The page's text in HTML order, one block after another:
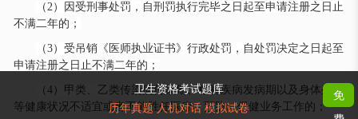
卫生资格考试题库
历年真题 人机对话 模拟试卷
免
（2）因受刑事处罚，自刑罚执行完毕之日起至申请注册之日止
不满二年的；
（3）受吊销《医师执业证书》行政处罚，自处罚决定之日起至
申请注册之日止不满二年的；
（ 4）甲类、乙类传染病传染期、精神疾病发病期以及身体残疾
等健康状况不适宜或者不能胜任医疗、预防、保健业务工作的；